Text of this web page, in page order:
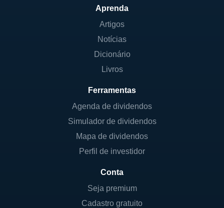
Aprenda
Artigos
Notícias
Dicionário
Livros
Ferramentas
Agenda de dividendos
Simulador de dividendos
Mapa de dividendos
Perfil de investidor
Conta
Seja premium
Cadastro gratuito